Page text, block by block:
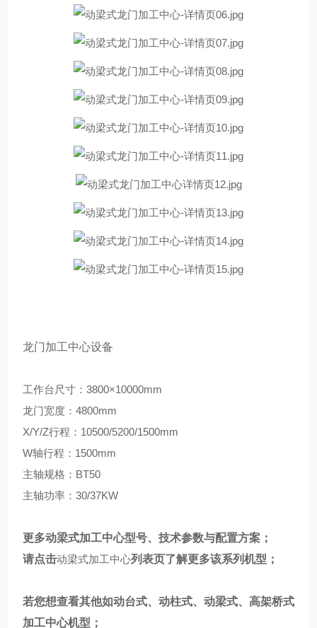
龙门加工中心设备
工作台尺寸：3800×10000mm
龙门宽度：4800mm
X/Y/Z行程：10500/5200/1500mm
W轴行程：1500mm
主轴规格：BT50
主轴功率：30/37KW
更多动梁式加工中心型号、技术参数与配置方案；
请点击动梁式加工中心列表页了解更多该系列机型；
若您想查看其他如动台式、动柱式、动梁式、高架桥式
加工中心机型；